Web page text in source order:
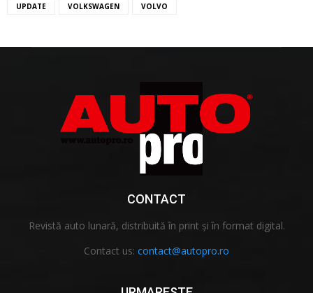
UPDATE VOLKSWAGEN VOLVO
CONTACT
Revistă auto lunară, distribuită în print și în format digital.
Contact us: contact@autopro.ro